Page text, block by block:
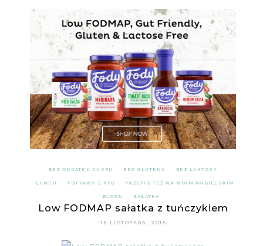
ZUPA
BEZ DODATKU CUKRU BEZ GLUTENU BEZ LAKTOZY
LUNCH POTRAWY Z RYB PRZEPIS TEŻ NA MOIM ANGIELSKIM
BLOGU SAŁATKA
Low FODMAP sałatka z tuńczykiem
15 LISTOPADA, 2018